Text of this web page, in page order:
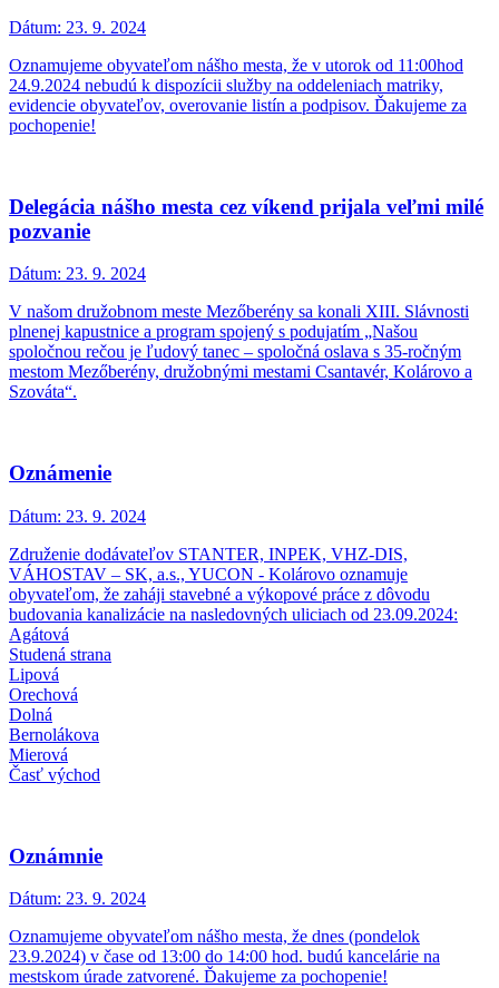
Dátum: 23. 9. 2024
Oznamujeme obyvateľom nášho mesta, že v utorok od 11:00hod
24.9.2024 nebudú k dispozícii služby na oddeleniach matriky,
evidencie obyvateľov, overovanie listín a podpisov. Ďakujeme za
pochopenie!
Delegácia nášho mesta cez víkend prijala veľmi milé
pozvanie
Dátum: 23. 9. 2024
V našom družobnom meste Mezőberény sa konali XIII. Slávnosti
plnenej kapustnice a program spojený s podujatím „Našou
spoločnou rečou je ľudový tanec – spoločná oslava s 35-ročným
mestom Mezőberény, družobnými mestami Csantavér, Kolárovo a
Szováta“.
Oznámenie
Dátum: 23. 9. 2024
Združenie dodávateľov STANTER, INPEK, VHZ-DIS,
VÁHOSTAV – SK, a.s., YUCON - Kolárovo oznamuje
obyvateľom, že zaháji stavebné a výkopové práce z dôvodu
budovania kanalizácie na nasledovných uliciach od 23.09.2024:
Agátová
Studená strana
Lipová
Orechová
Dolná
Bernolákova
Mierová
Časť východ
Oznámnie
Dátum: 23. 9. 2024
Oznamujeme obyvateľom nášho mesta, že dnes (pondelok
23.9.2024) v čase od 13:00 do 14:00 hod. budú kancelárie na
mestskom úrade zatvorené. Ďakujeme za pochopenie!